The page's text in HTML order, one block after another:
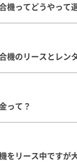
機ってどうやって
機のリースとレン
って？
をリース中ですが